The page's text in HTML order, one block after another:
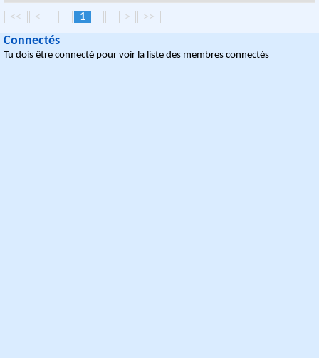
<< < 1 > >>
Connectés
Tu dois être connecté pour voir la liste des membres connectés